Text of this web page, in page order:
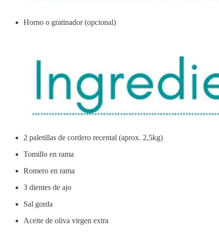
Horno o gratinador (opcional)
2 paletillas de cordero recental (aprox. 2,5kg)
Tomillo en rama
Romero en rama
3 dientes de ajo
Sal gorda
Aceite de oliva virgen extra